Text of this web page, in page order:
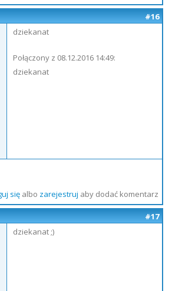
#16
dziekanat
Połączony z 08.12.2016 14:49:
dziekanat
sięalbo zarejestruj aby dodać komentarz
#17
dziekanat ;)